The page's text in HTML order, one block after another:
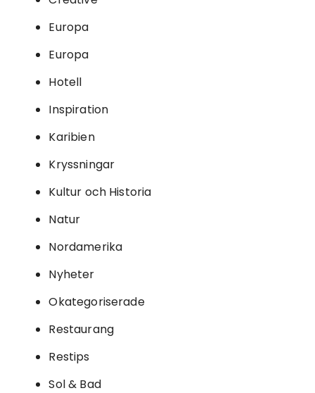
Europa
Europa
Hotell
Inspiration
Karibien
Kryssningar
Kultur och Historia
Natur
Nordamerika
Nyheter
Okategoriserade
Restaurang
Restips
Sol & Bad